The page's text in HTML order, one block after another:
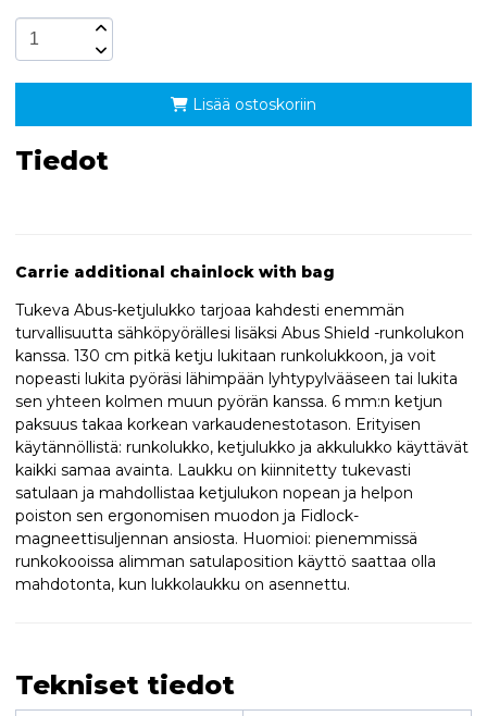
Lisää ostoskoriin
Tiedot
Carrie additional chainlock with bag
Tukeva Abus-ketjulukko tarjoaa kahdesti enemmän
turvallisuutta sähköpyörällesi lisäksi Abus Shield -runkolukon
kanssa. 130 cm pitkä ketju lukitaan runkolukkoon, ja voit
nopeasti lukita pyöräsi lähimpään lyhtypylvääseen tai lukita
sen yhteen kolmen muun pyörän kanssa. 6 mm:n ketjun
paksuus takaa korkean varkaudenestotason. Erityisen
käytännöllistä: runkolukko, ketjulukko ja akkulukko käyttävät
kaikki samaa avainta. Laukku on kiinnitetty tukevasti
satulaan ja mahdollistaa ketjulukon nopean ja helpon
poiston sen ergonomisen muodon ja Fidlock-
magneettisuljennan ansiosta. Huomioi: pienemmissä
runkokooissa alimman satulaposition käyttö saattaa olla
mahdotonta, kun lukkolaukku on asennettu.
Tekniset tiedot